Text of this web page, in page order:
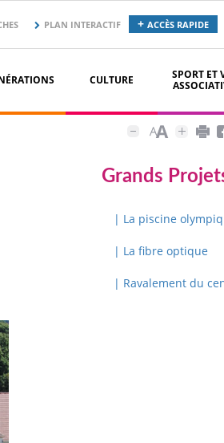
PLAN INTERACTIF ACCÈS RAPIDE
CULTURE
SPORT ET
Grands
| La piscine
| La fibre optique
| Ravalement du